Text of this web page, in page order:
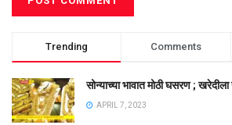
Trending Comments
सोन्याच्या भावात मोठी घसरण ;
APRIL 7, 2023